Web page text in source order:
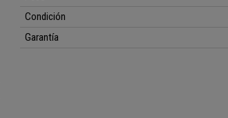
Condición
Garantía